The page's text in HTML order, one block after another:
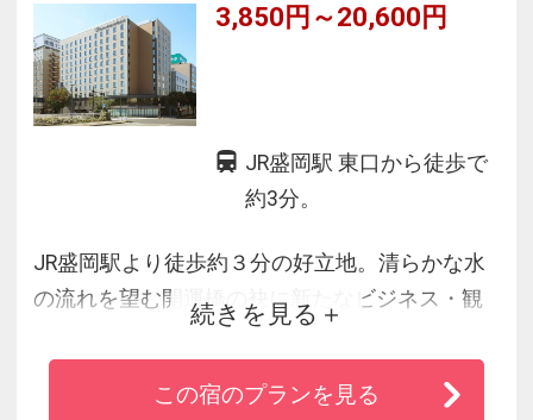
3,850円～20,600円
JR盛岡駅 東口から徒歩で
約3分。
JR盛岡駅より徒歩約３分の好立地。清らかな水
の流れを望む開運橋の袂に新たなビジネス・観
光の拠点が誕生。全客室セミセパレートタイプ
のバスルームにレインシャワー完備。多目的に
ご利用いただける会議室。上質な空間とおもて
続きを見る
この宿のプランを見る